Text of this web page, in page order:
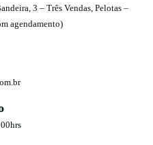
3 – Três Vendas, Pelotas –
agendamento)